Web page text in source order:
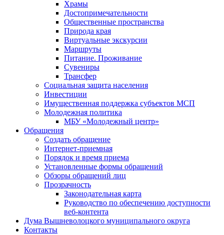
Храмы
Достопримечательности
Общественные пространства
Природа края
Виртуальные экскурсии
Маршруты
Питание. Проживание
Сувениры
Трансфер
Социальная защита населения
Инвестиции
Имущественная поддержка субъектов МСП
Молодежная политика
МБУ «Молодежный центр»
Обращения
Создать обращение
Интернет-приемная
Порядок и время приема
Установленные формы обращений
Обзоры обращений лиц
Прозрачность
Законодательная карта
Руководство по обеспечению доступности
веб-контента
Дума Вышневолоцкого муниципального округа
Контакты